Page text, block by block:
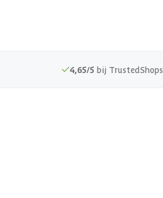
4,65/5 bij TrustedShops